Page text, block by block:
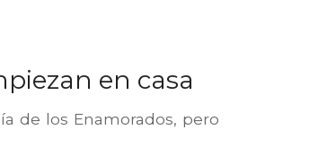
en casa
de los Enamorados, pero